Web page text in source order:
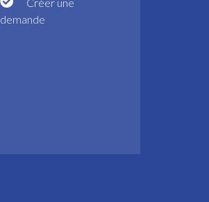
demande